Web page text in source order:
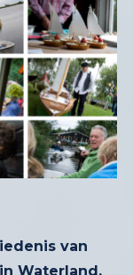
van
Waterland.